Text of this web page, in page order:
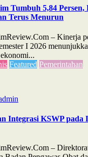
Tumbuh 5,84 Persen,
Terus Menurun
– Kinerja
I 2026
Featured Pemerintahan
Integrasi KSWP pada
–